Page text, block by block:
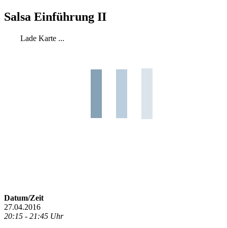
Salsa Einführung II
Lade Karte ...
Datum/Zeit
27.04.2016
20:15 - 21:45 Uhr